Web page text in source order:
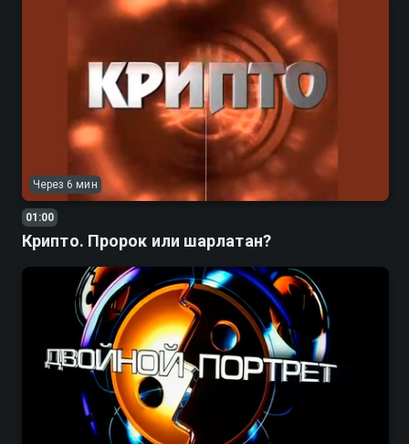
Через 6 мин
01:00
Крипто. Пророк или шарлатан?